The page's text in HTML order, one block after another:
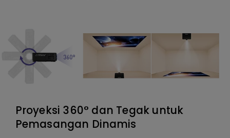
Proyeksi 360° dan Tegak untuk
Pemasangan Dinamis